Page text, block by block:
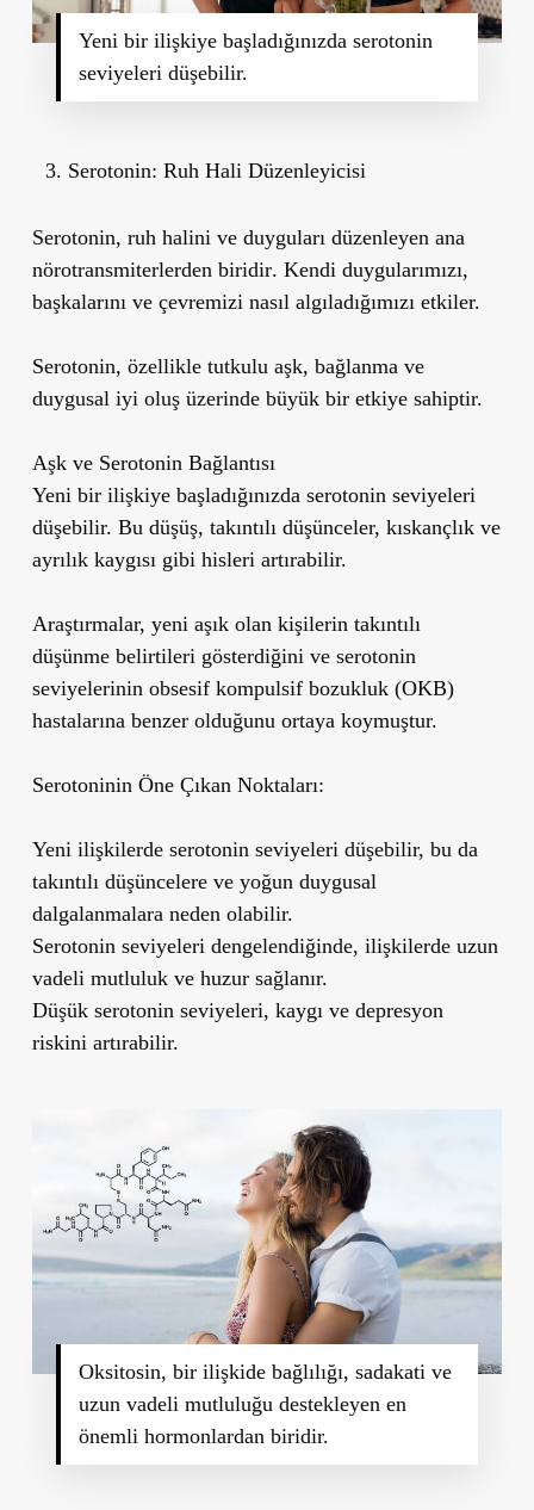
Yeni bir ilişkiye başladığınızda serotonin
seviyeleri düşebilir.
Serotonin: Ruh Hali Düzenleyicisi
Serotonin, ruh halini ve duyguları düzenleyen ana
nörotransmiterlerden biridir. Kendi duygularımızı,
başkalarını ve çevremizi nasıl algıladığımızı etkiler.
Serotonin, özellikle tutkulu aşk, bağlanma ve
duygusal iyi oluş üzerindebüyük bir etkiye sahiptir.
Aşk ve Serotonin Bağlantısı
Yeni bir ilişkiye başladığınızda serotonin seviyeleri
düşebilir. Bu düşüş, takıntılı düşünceler, kıskançlık ve
ayrılık kaygısı gibi hisleri artırabilir.
Araştırmalar, yeni aşık olan kişilerin takıntılı
düşünme belirtileri gösterdiğini ve serotonin
seviyelerinin obsesif kompulsif bozukluk (OKB)
hastalarına benzer olduğunu ortaya koymuştur.
Serotoninin Öne Çıkan Noktaları:
Yeni ilişkilerde serotonin seviyeleri düşebilir, bu da
takıntılı düşüncelere ve yoğun duygusal
dalgalanmalara neden olabilir.
Serotonin seviyeleri dengelendiğinde, ilişkilerde uzun
vadeli mutluluk ve huzur sağlanır.
Düşük serotonin seviyeleri, kaygı ve depresyon
riskini artırabilir.
Oksitosin, bir ilişkide bağlılığı, sadakati ve
uzun vadeli mutluluğu destekleyen en
önemli hormonlardan biridir.